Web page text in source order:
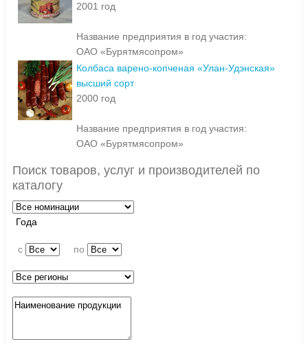
2001 год
Название предприятия в год участия:
ОАО «Бурятмясопром»
Колбаса варено-копченая «Улан-Удэнская»
высший сорт
2000 год
Название предприятия в год участия:
ОАО «Бурятмясопром»
Поиск товаров, услуг и производителей по
каталогу
Года
c по